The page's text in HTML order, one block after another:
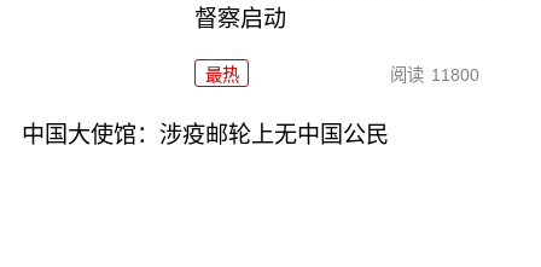
督察启动
最热 阅读 11800
中国大使馆：涉疫邮轮上无中国公民